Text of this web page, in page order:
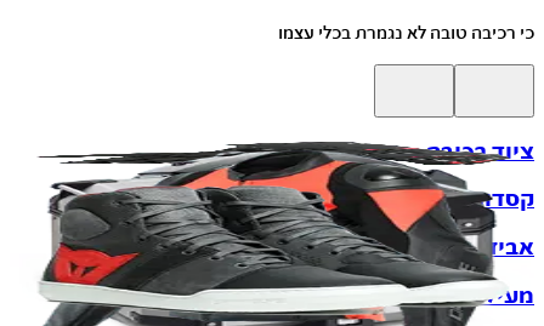
כי רכיבה טובה לא נגמרת בכלי עצמו
ציוד רכיבה
קסדות
אביזרים לאופנוע
מעילי רכיבה